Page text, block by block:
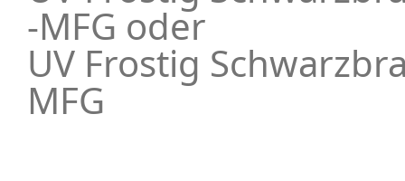
-MFG oder
UV Frostig
MFG